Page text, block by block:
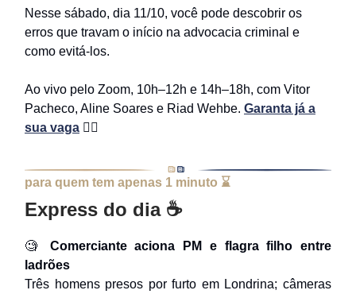
Nesse sábado, dia 11/10, você pode descobrir os
erros que travam o início na advocacia criminal e
como evitá-los.
Ao vivo pelo Zoom, 10h–12h e 14h–18h, com Vitor
Pacheco, Aline Soares e Riad Wehbe. Garanta já a
sua vaga ⛓️‍💥
para quem tem apenas 1 minuto ⌛
Express do dia ☕
🧐 Comerciante aciona PM e flagra filho entre
ladrões
Três homens presos por furto em Londrina; câmeras